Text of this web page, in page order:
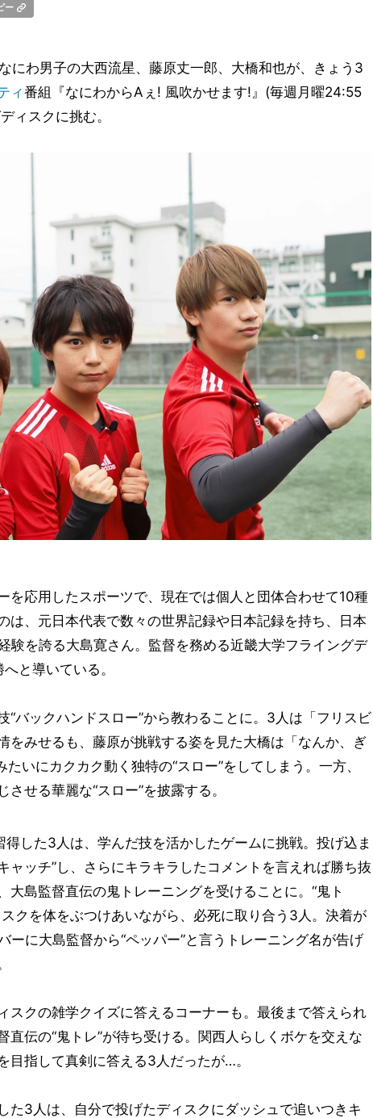
ー
にわ男子の大西流星、藤原丈一郎、大橋和也が、きょう3
ィ番組『なにわからAぇ! 風吹かせます!』(毎週月曜24:55
ィスクに挑む。
を応用したスポーツで、現在では個人と団体合わせて10種
は、元日本代表で数々の世界記録や日本記録を持ち、日本
験を誇る大島寛さん。監督を務める近畿大学フライングデ
と導いている。
“バックハンドスロー”から教わることに。3人は「フリスビ
をみせるも、藤原が挑戦する姿を見た大橋は「なんか、ぎ
いにカクカク動く独特の“スロー”をしてしまう。一方、
せる華麗な“スロー”を披露する。
得した3人は、学んだ技を活かしたゲームに挑戦。投げ込ま
ャッチ”し、さらにキラキラしたコメントを言えれば勝ち抜
大島監督直伝の鬼トレーニングを受けることに。“鬼ト
クを体をぶつけあいながら、必死に取り合う3人。決着が
ーに大島監督から“ペッパー”と言うトレーニング名が告げ
スクの雑学クイズに答えるコーナーも。最後まで答えられ
直伝の“鬼トレ”が待ち受ける。関西人らしくボケを交えな
目指して真剣に答える3人だったが…。
た3人は、自分で投げたディスクにダッシュで追いつきキ